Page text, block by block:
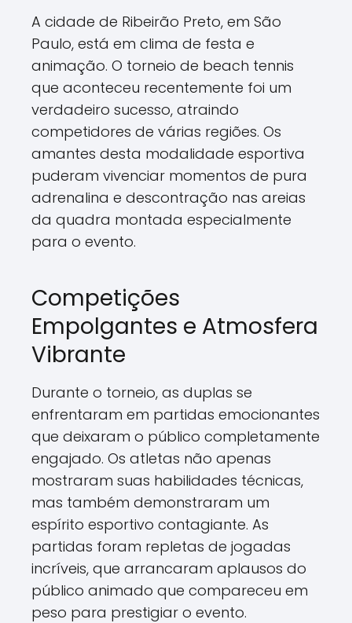
A cidade de Ribeirão Preto, em São
Paulo, está em clima de festa e
animação. O torneio de beach tennis
que aconteceu recentemente foi um
verdadeiro sucesso, atraindo
competidores de várias regiões. Os
amantes desta modalidade esportiva
puderam vivenciar momentos de pura
adrenalina e descontração nas areias
da quadra montada especialmente
para o evento.
Competições
Empolgantes e Atmosfera
Vibrante
Durante o torneio, as duplas se
enfrentaram em partidas emocionantes
que deixaram o público completamente
engajado. Os atletas não apenas
mostraram suas habilidades técnicas,
mas também demonstraram um
espírito esportivo contagiante. As
partidas foram repletas de jogadas
incríveis, que arrancaram aplausos do
público animado que compareceu em
peso para prestigiar o evento.